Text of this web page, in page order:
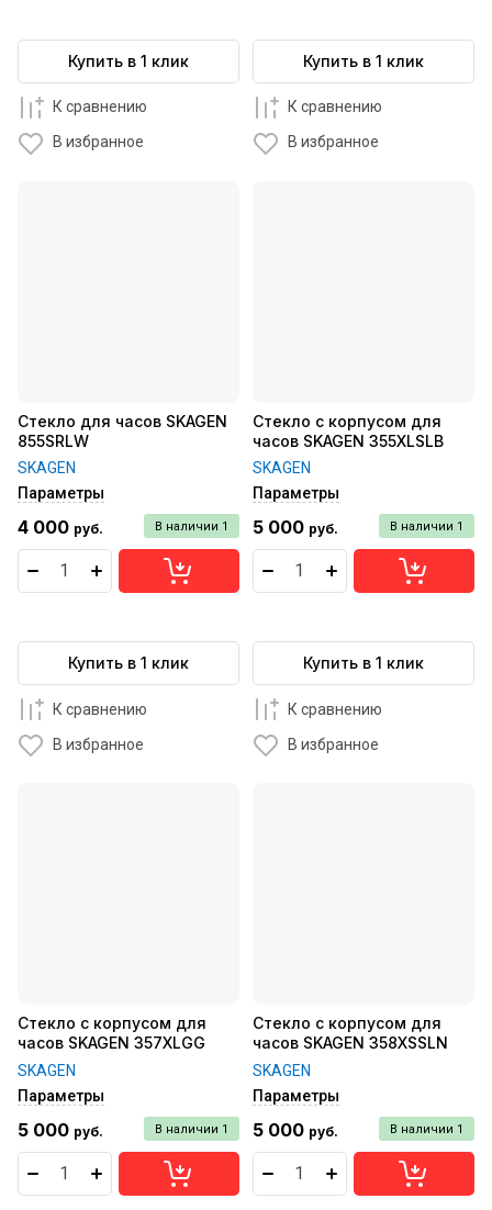
Купить в 1 клик
К сравнению
В избранное
Купить в 1 клик
К сравнению
В избранное
Стекло для часов SKAGEN
855SRLW
SKAGEN
Параметры
В наличии 1
4 000 руб.
Купить в 1 клик
К сравнению
В избранное
Стекло с корпусом для
часов SKAGEN 355XLSLB
SKAGEN
Параметры
В наличии 1
5 000 руб.
Купить в 1 клик
К сравнению
В избранное
Стекло с корпусом для
часов SKAGEN 357XLGG
SKAGEN
Параметры
В наличии 1
5 000 руб.
Стекло с корпусом для
часов SKAGEN 358XSSLN
SKAGEN
Параметры
В наличии 1
5 000 руб.